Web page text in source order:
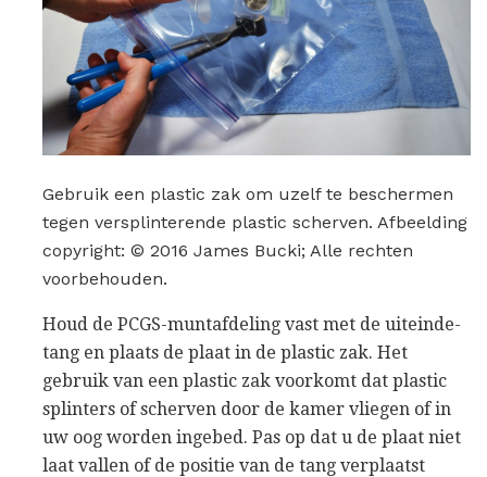
Gebruik een plastic zak om uzelf te beschermen
tegen versplinterende plastic scherven. Afbeelding
copyright: © 2016 James Bucki; Alle rechten
voorbehouden.
Houd de PCGS-muntafdeling vast met de uiteinde-
tang en plaats de plaat in de plastic zak. Het
gebruik van een plastic zak voorkomt dat plastic
splinters of scherven door de kamer vliegen of in
uw oog worden ingebed. Pas op dat u de plaat niet
laat vallen of de positie van de tang verplaatst